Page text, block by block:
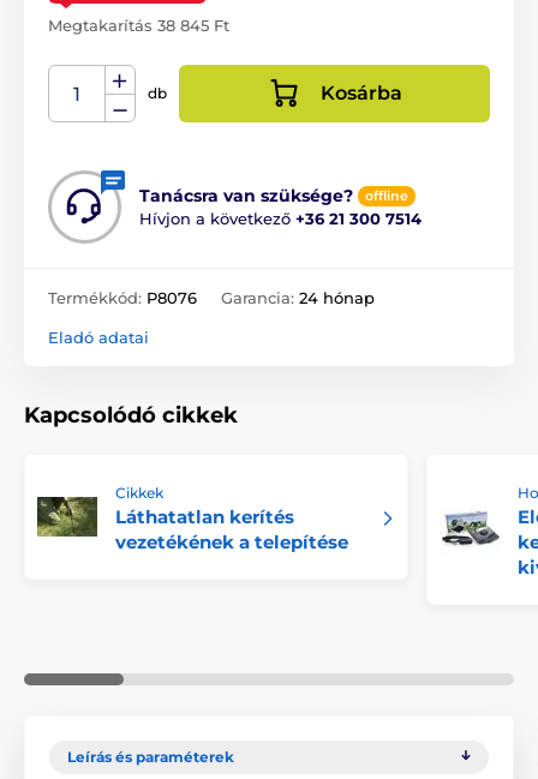
Megtakarítás 38 845 Ft
db Kosárba
Tanácsra van szüksége? offline
Hívjon a következő +36 21 300 7514
Termékkód: P8076 Garancia: 24 hónap
Eladó adatai
Kapcsolódó cikkek
Cikkek
Láthatatlan kerítés
vezetékének a telepítése
Leírás és paraméterek